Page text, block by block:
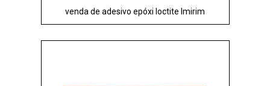
venda de adesivo epóxi loctite Imirim